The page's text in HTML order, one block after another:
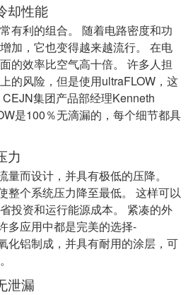
却性能
有利的组合。 随着电路密度和功
加，它也变得越来越流行。 在电
的效率比空气高十倍。 许多人担
的风险，但是使用ultraFLOW，这
集团产品部经理Kenneth
是100％无滴漏的，每个细节都具
力
量而设计，并具有极低的压降。
整个系统压力降至最低。 这样可以
投资和运行能源成本。 紧凑的外
多应用中都是完美的选择-
化铝制成，并具有耐用的涂层，可
泄漏